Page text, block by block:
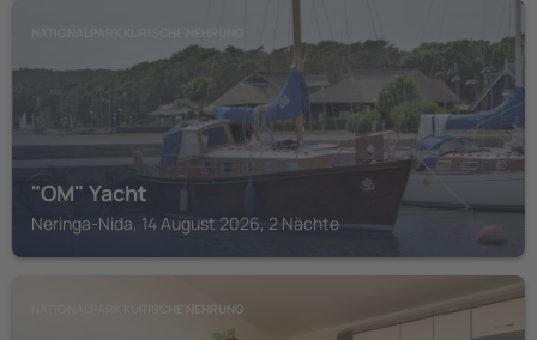
"OM" Yacht
Neringa-Nida, 14 August 2026, 2 Nächte
NATIONALPARK KURISCHE NEHRUNG